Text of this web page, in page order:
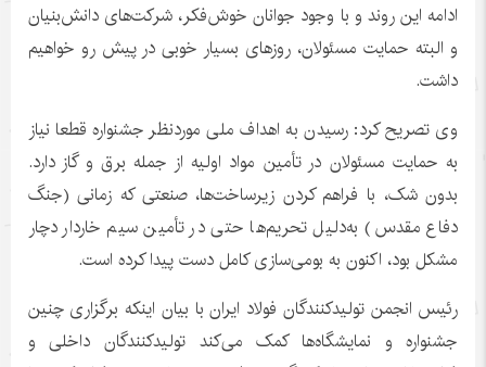
ادامه این روند و با وجود جوانان خوش‌فکر، شرکت‌های دانش‌بنیان
و البته حمایت مسئولان، روزهای بسیار خوبی در پیش رو خواهیم
داشت.
وی تصریح کرد: رسیدن به اهداف ملی موردنظر جشنواره قطعا نیاز
به حمایت مسئولان در تأمین مواد اولیه از جمله برق و گاز دارد.
بدون‌ شک، با فراهم کردن زیرساخت‌ها، صنعتی که زمانی (جنگ
دفاع مقدس) به‌دلیل تحریم‌ها حتی در تأمین سیم خاردار دچار
مشکل بود، اکنون به بومی‌سازی کامل دست پیدا کرده است.
رئیس انجمن تولیدکنندگان فولاد ایران با بیان اینکه برگزاری چنین
جشنواره و نمایشگاه‌ها کمک می‌کند تولیدکنندگان داخلی و